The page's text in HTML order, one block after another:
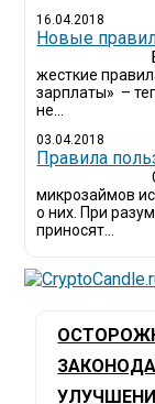
16.04.2018
Новые
жесткие
зарплаты» –
не...
03.04.2018
​Правила
микрозаймов
о них. При
приносят...